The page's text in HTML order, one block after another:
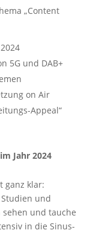
„Content
5G und DAB+
on Air
Appeal“
Jahr 2024
ganz klar:
und
und tauche
in die Sinus-